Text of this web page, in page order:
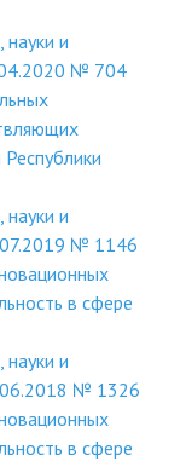
и
№ 704
и
№ 1146
в сфере
и
№ 1326
в сфере